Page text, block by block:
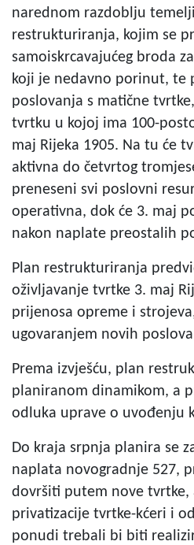
narednom razdoblju
restrukturiranja, kojim se
samoiskrcavajućeg broda
koji je nedavno porinut, te
poslovanja s matične
tvrtku u kojoj ima 100-
maj Rijeka 1905. Na tu će
aktivna do četvrtog
preneseni svi poslovni
operativna, dok će 3. maj
nakon naplate preostalih
Plan restrukturiranja
oživljavanje tvrtke 3. maj
prijenosa opreme i
ugovaranjem novih
Prema izvješću, plan
planiranom dinamikom, a
odluka uprave o uvođenju
Do kraja srpnja planira se
naplata novogradnje 527,
dovršiti putem nove tvrtke,
privatizacije tvrtke-kćeri i
ponudi trebali bi biti